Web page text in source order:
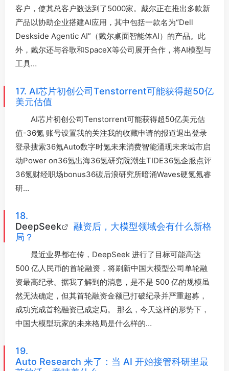
客户，使其总客户数达到了5000家。戴尔正在推出多款新
产品以协助企业搭建AI应用，其中包括一款名为“Dell
Deskside Agentic AI”（戴尔桌面智能体AI）的产品。此
外，戴尔还与谷歌和SpaceX等公司展开合作，将AI模型与
工具…
17. AI芯片初创公司Tenstorrent可能获得超50亿
美元估值
AI芯片初创公司Tenstorrent可能获得超50亿美元估
值-36氪 账号设置我的关注我的收藏申请的报道退出登录
登录搜索36氪Auto数字时氪未来消费智能涌现未来城市启
动Power on36氪出海36氪研究院潮生TIDE36氪企服点评
36氪财经职场bonus36碳后浪研究所暗涌Waves硬氪氪睿
研…
18.
DeepSeek
融资后，大模型领域会有什么新格
局？
最近业界都在传，DeepSeek 进行了目标可能高达
500 亿人民币的首轮融资，将刷新中国大模型公司单轮融
资最高纪录。据我了解到的消息，是不是 500 亿的规模虽
然无法确定，但其首轮融资金额已打破纪录并严重超募，
成功完成首轮融资已成定局。 那么，今天这样的形势下，
中国大模型玩家的未来格局是什么样的…
19.
Auto Research 来了：当 AI 开始接管科研里最